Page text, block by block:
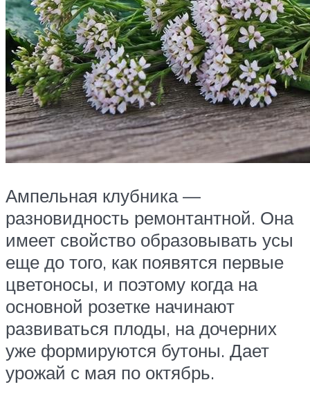
Ампельная клубника —
разновидность ремонтантной. Она
имеет свойство образовывать усы
еще до того, как появятся первые
цветоносы, и поэтому когда на
основной розетке начинают
развиваться плоды, на дочерних
уже формируются бутоны. Дает
урожай с мая по октябрь.